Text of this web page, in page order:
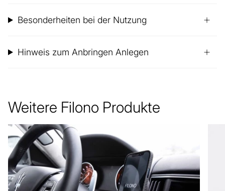
Besonderheiten bei der Nutzung
Hinweis zum Anbringen Anlegen
Weitere Filono Produkte